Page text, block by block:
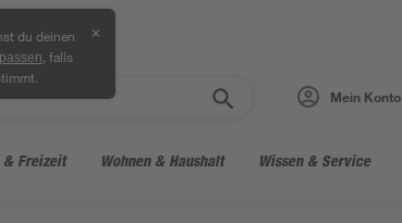
du deinen
, falls
✕
Mein Konto
& Freizeit Wohnen & Haushalt Wissen & Service